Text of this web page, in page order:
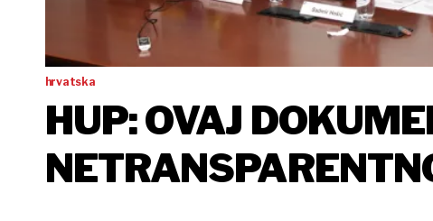
hrvatska
HUP: OVAJ